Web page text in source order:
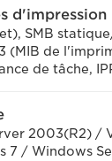
d'impression
SMB
(MIB de
de tâche,
2003(R2) /
7 / Windows